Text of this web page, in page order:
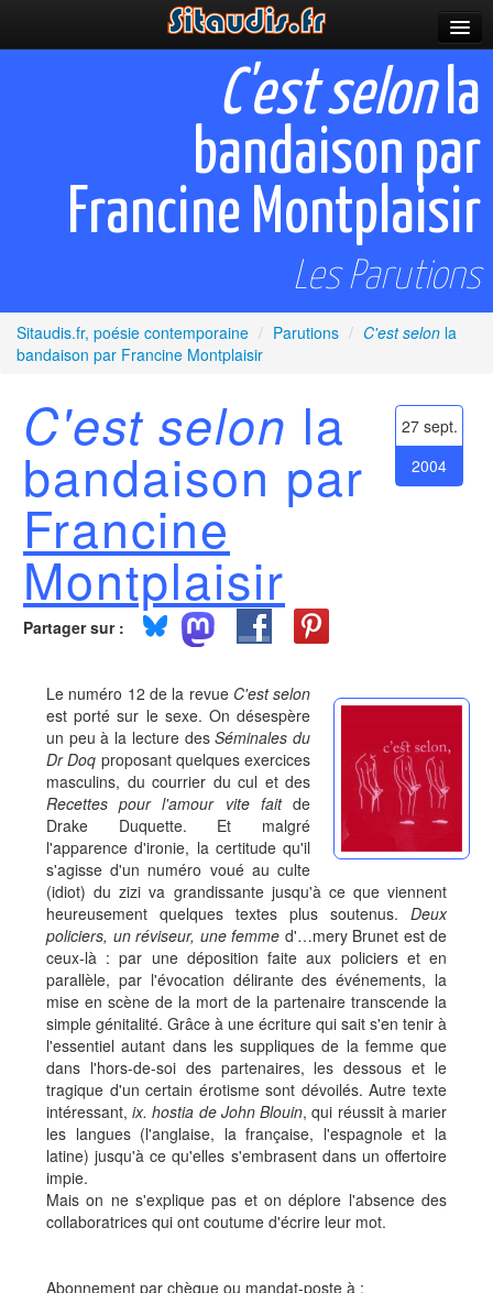
Apparitions
Prescriptions
C'est selonla
bandaison par
Francine Montplaisir
Les Parutions
Sitaudis.fr, poésie contemporaine / Parutions / C'est selon la
bandaison par Francine Montplaisir
27 sept.
2004
C'est selon la
bandaison par
Francine
Montplaisir
Partager sur :
Le numéro 12 de la revue C'est selon
est porté sur le sexe. On désespère
un peu à la lecture desSéminales du
Dr Doq proposant quelques exercices
masculins, du courrier du cul et des
Recettes pour l'amour vite faitde
Drake Duquette. Et malgré
l'apparence d'ironie, la certitude qu'il
s'agisse d'un numéro voué au culte
(idiot) du zizi va grandissante jusqu'à ce que viennent
heureusement quelques textes plus soutenus. Deux
policiers, un réviseur, une femme d'…mery Brunet est de
ceux-là : par une déposition faite aux policiers et en
parallèle, par l'évocation délirante des événements, la
mise en scène de la mort de la partenaire transcende la
simple génitalité. Grâce à une écriture qui sait s'en tenir à
l'essentiel autant dans les suppliques de la femme que
dans l'hors-de-soi des partenaires, les dessous et le
tragique d'un certain érotisme sont dévoilés. Autre texte
intéressant,ix. hostia de John Blouin, qui réussit à marier
les langues (l'anglaise, la française, l'espagnole et la
latine) jusqu'à ce qu'elles s'embrasent dans un offertoire
impie.
Mais on ne s'explique pas et on déplore l'absence des
collaboratrices qui ont coutume d'écrire leur mot.
Abonnement par chèque ou mandat-poste à :